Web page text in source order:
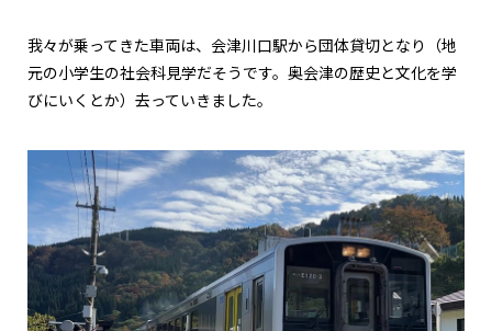
我々が乗ってきた車両は、会津川口駅から団体貸切となり（地
元の小学生の社会科見学だそうです。奥会津の歴史と文化を学
びにいくとか）去っていきました。